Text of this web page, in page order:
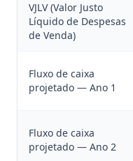
VJLV (Valor Justo
Líquido de Despesas
de Venda)
Fluxo de caixa
projetado — Ano 1
Fluxo de caixa
projetado — Ano 2